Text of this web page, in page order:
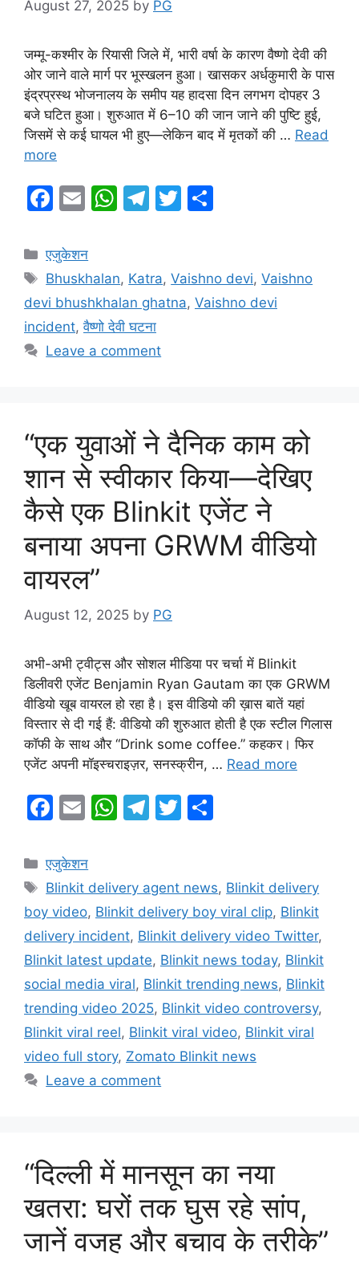
August 27, 2025 by PG
जम्मू-कश्मीर के रियासी जिले में, भारी वर्षा के कारण वैष्णो देवी की
ओर जाने वाले मार्ग पर भूस्खलन हुआ। खासकर अर्धकुमारी के पास
इंद्रप्रस्थ भोजनालय के समीप यह हादसा दिन लगभग दोपहर 3
बजे घटित हुआ। शुरुआत में 6–10 की जान जाने की पुष्टि हुई,
जिसमें से कई घायल भी हुए—लेकिन बाद में मृतकों की … Read
more
F
c
e
b
o
o
E
ai
l
W
s
A
p
p
T
gr
a
m
T
er e
Categories
एजुकेशन
Tags
Bhuskhalan, Katra,Vaishno devi,Vaishno
devi bhushkhalan ghatna, Vaishno devi
incident,वैष्णो देवी घटना
Leave a comment
“एक युवाओं ने दैनिक काम को
शान से स्वीकार किया—देखिए
कैसे एक Blinkit एजेंट ने
बनाया अपना GRWM वीडियो
वायरल”
August 12, 2025 by PG
अभी-अभी ट्वीट्स और सोशल मीडिया पर चर्चा में Blinkit
डिलीवरी एजेंट Benjamin Ryan Gautam का एक GRWM
वीडियो खूब वायरल हो रहा है। इस वीडियो की ख़ास बातें यहां
विस्तार से दी गई हैं: वीडियो की शुरुआत होती है एक स्टील गिलास
कॉफी के साथ और “Drink some coffee.” कहकर। फिर
एजेंट अपनी मॉइस्चराइज़र, सनस्क्रीन, … Read more
F
c
e
b
o
o
k
E
ai
l
W
s
A
p
p
T
gr
a
m
T
er e
Categories
एजुकेशन
Tags
Blinkit delivery agent news, Blinkit delivery
boy video, Blinkit delivery boy viral clip, Blinkit
delivery incident, Blinkit delivery video Twitter,
Blinkit latest update, Blinkit news today, Blinkit
social media viral, Blinkit trending news, Blinkit
trending video 2025, Blinkit video controversy,
Blinkit viral reel, Blinkit viral video, Blinkit viral
video full story, Zomato Blinkit news
Leave a comment
“दिल्ली में मानसून का नया
खतरा: घरों तक घुस रहे सांप,
जानें वजह और बचाव के तरीके”